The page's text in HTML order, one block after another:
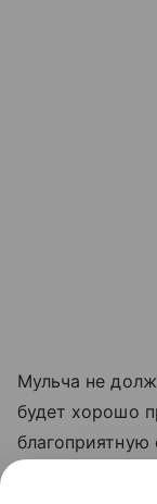
Мульча не
будет хорошо
благоприятную